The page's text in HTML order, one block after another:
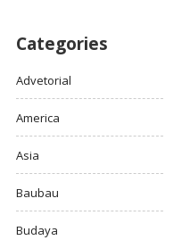
Categories
Advetorial
America
Asia
Baubau
Budaya